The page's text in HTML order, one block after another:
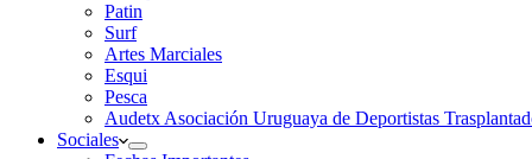
Patin
Surf
Artes Marciales
Esqui
Pesca
Audetx Asociación Uruguaya de Deportistas
Sociales